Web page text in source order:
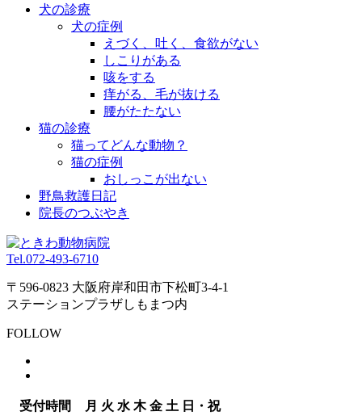
犬の診療
犬の症例
えづく、吐く、食欲がない
しこりがある
咳をする
痒がる、毛が抜ける
腰がたたない
猫の診療
猫ってどんな動物？
猫の症例
おしっこが出ない
野鳥救護日記
院長のつぶやき
Tel.072-493-6710
〒596-0823 大阪府岸和田市下松町3-4-1
ステーションプラザしもまつ内
FOLLOW
受付時間 月 火 水 木 金 土 日・祝